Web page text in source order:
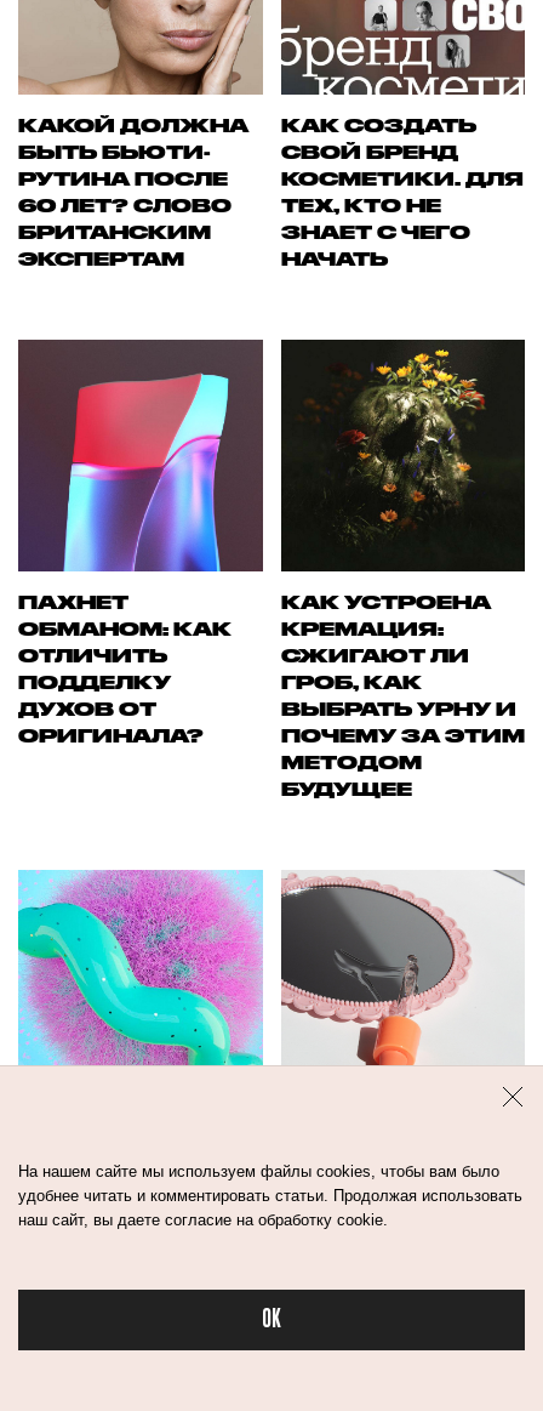
КАКОЙ ДОЛЖНА
БЫТЬ БЬЮТИ-
РУТИНА ПОСЛЕ
60 ЛЕТ? СЛОВО
БРИТАНСКИМ
ЭКСПЕРТАМ
КАК СОЗДАТЬ
СВОЙ БРЕНД
КОСМЕТИКИ. ДЛЯ
ТЕХ, КТО НЕ
ЗНАЕТ С ЧЕГО
НАЧАТЬ
ПАХНЕТ
ОБМАНОМ: КАК
ОТЛИЧИТЬ
ПОДДЕЛКУ
ДУХОВ ОТ
ОРИГИНАЛА?
КАК УСТРОЕНА
КРЕМАЦИЯ:
СЖИГАЮТ ЛИ
ГРОБ, КАК
ВЫБРАТЬ УРНУ И
ПОЧЕМУ ЗА ЭТИМ
МЕТОДОМ
БУДУЩЕЕ
МАСКИ ДЛЯ
ВОЛОС
ОБЯЗАТЕЛЬНО
ЛИЦА, КОТОРЫЕ
НРАВЯТСЯ
КОСМЕТОЛОГУ
На нашем сайте мы используем файлы cookies, чтобы вам было
удобнее читать и комментировать статьи. Продолжая использовать
наш сайт, вы даете согласие на обработку cookie.
OK